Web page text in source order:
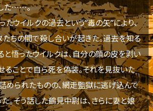
た……。
ウイルクの過去という“毒の矢”により、
ちの間で殺し合いが起きた。過去を知る
悟ったウイルクは、自分の顔の皮を剥い
ることで自ら死を偽装。それを見抜いた
められたものの、網走監獄に逃げ込んで
。そう話した鶴見中尉は、さらに妻と娘